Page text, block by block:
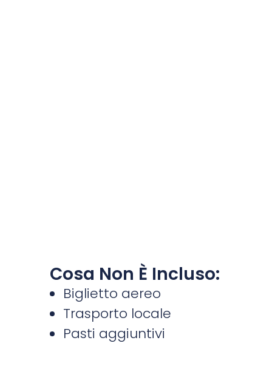
Cosa Non È Incluso:
Biglietto aereo
Trasporto locale
Pasti aggiuntivi